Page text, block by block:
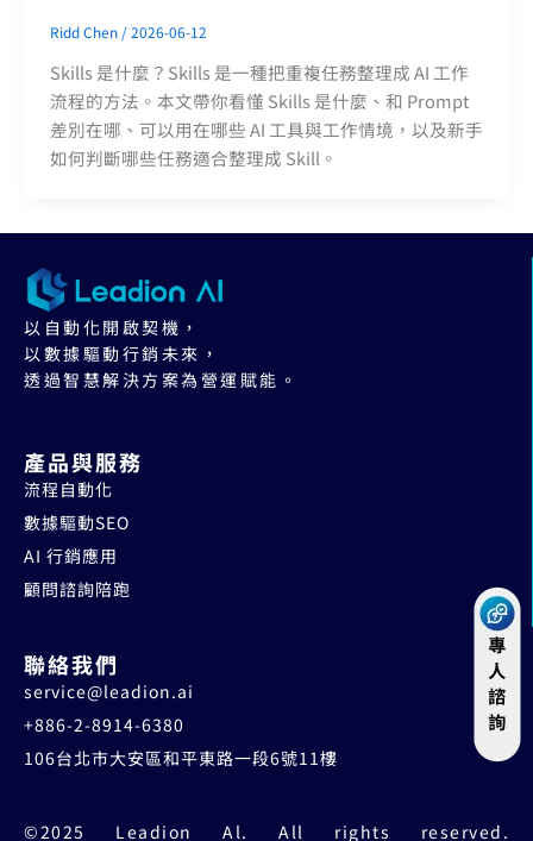
Ridd Chen /2026-06-12
Skills 是什麼？Skills 是一種把重複任務整理成 AI 工作
流程的方法。本文帶你看懂 Skills 是什麼、和 Prompt
差別在哪、可以用在哪些 AI 工具與工作情境，以及新手
如何判斷哪些任務適合整理成 Skill。
以自動化開啟契機，
以數據驅動行銷未來，
透過智慧解決方案為營運賦能。
產品與服務
流程自動化
數據驅動SEO
AI 行銷應用
顧問諮詢陪跑
聯絡我們
service@leadion.ai
+886-2-8914-6380
106台北市大安區和平東路一段6號11樓
©2025 Leadion Al. All rights reserved.